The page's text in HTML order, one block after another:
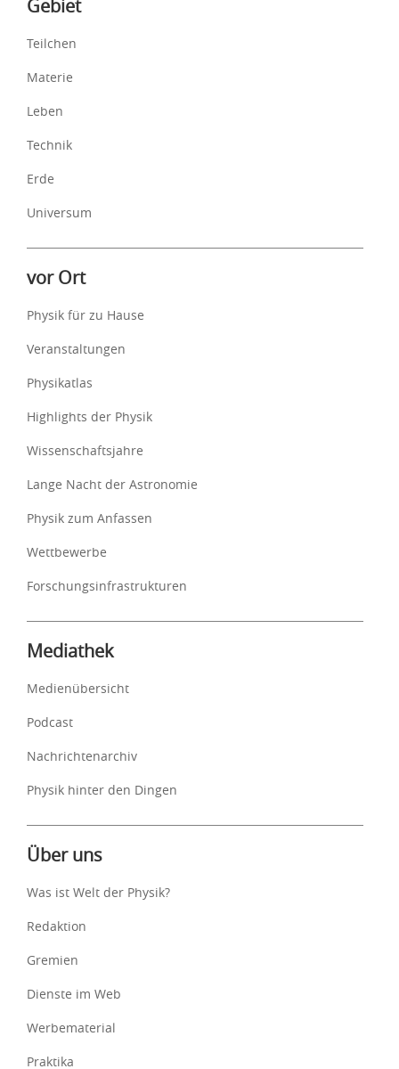
Gebiet
Teilchen
Materie
Leben
Technik
Erde
Universum
vor Ort
Physik für zu Hause
Veranstaltungen
Physikatlas
Highlights der Physik
Wissenschaftsjahre
Lange Nacht der Astronomie
Physik zum Anfassen
Wettbewerbe
Forschungsinfrastrukturen
Mediathek
Medienübersicht
Podcast
Nachrichtenarchiv
Physik hinter den Dingen
Über uns
Was ist Welt der Physik?
Redaktion
Gremien
Dienste im Web
Werbematerial
Praktika